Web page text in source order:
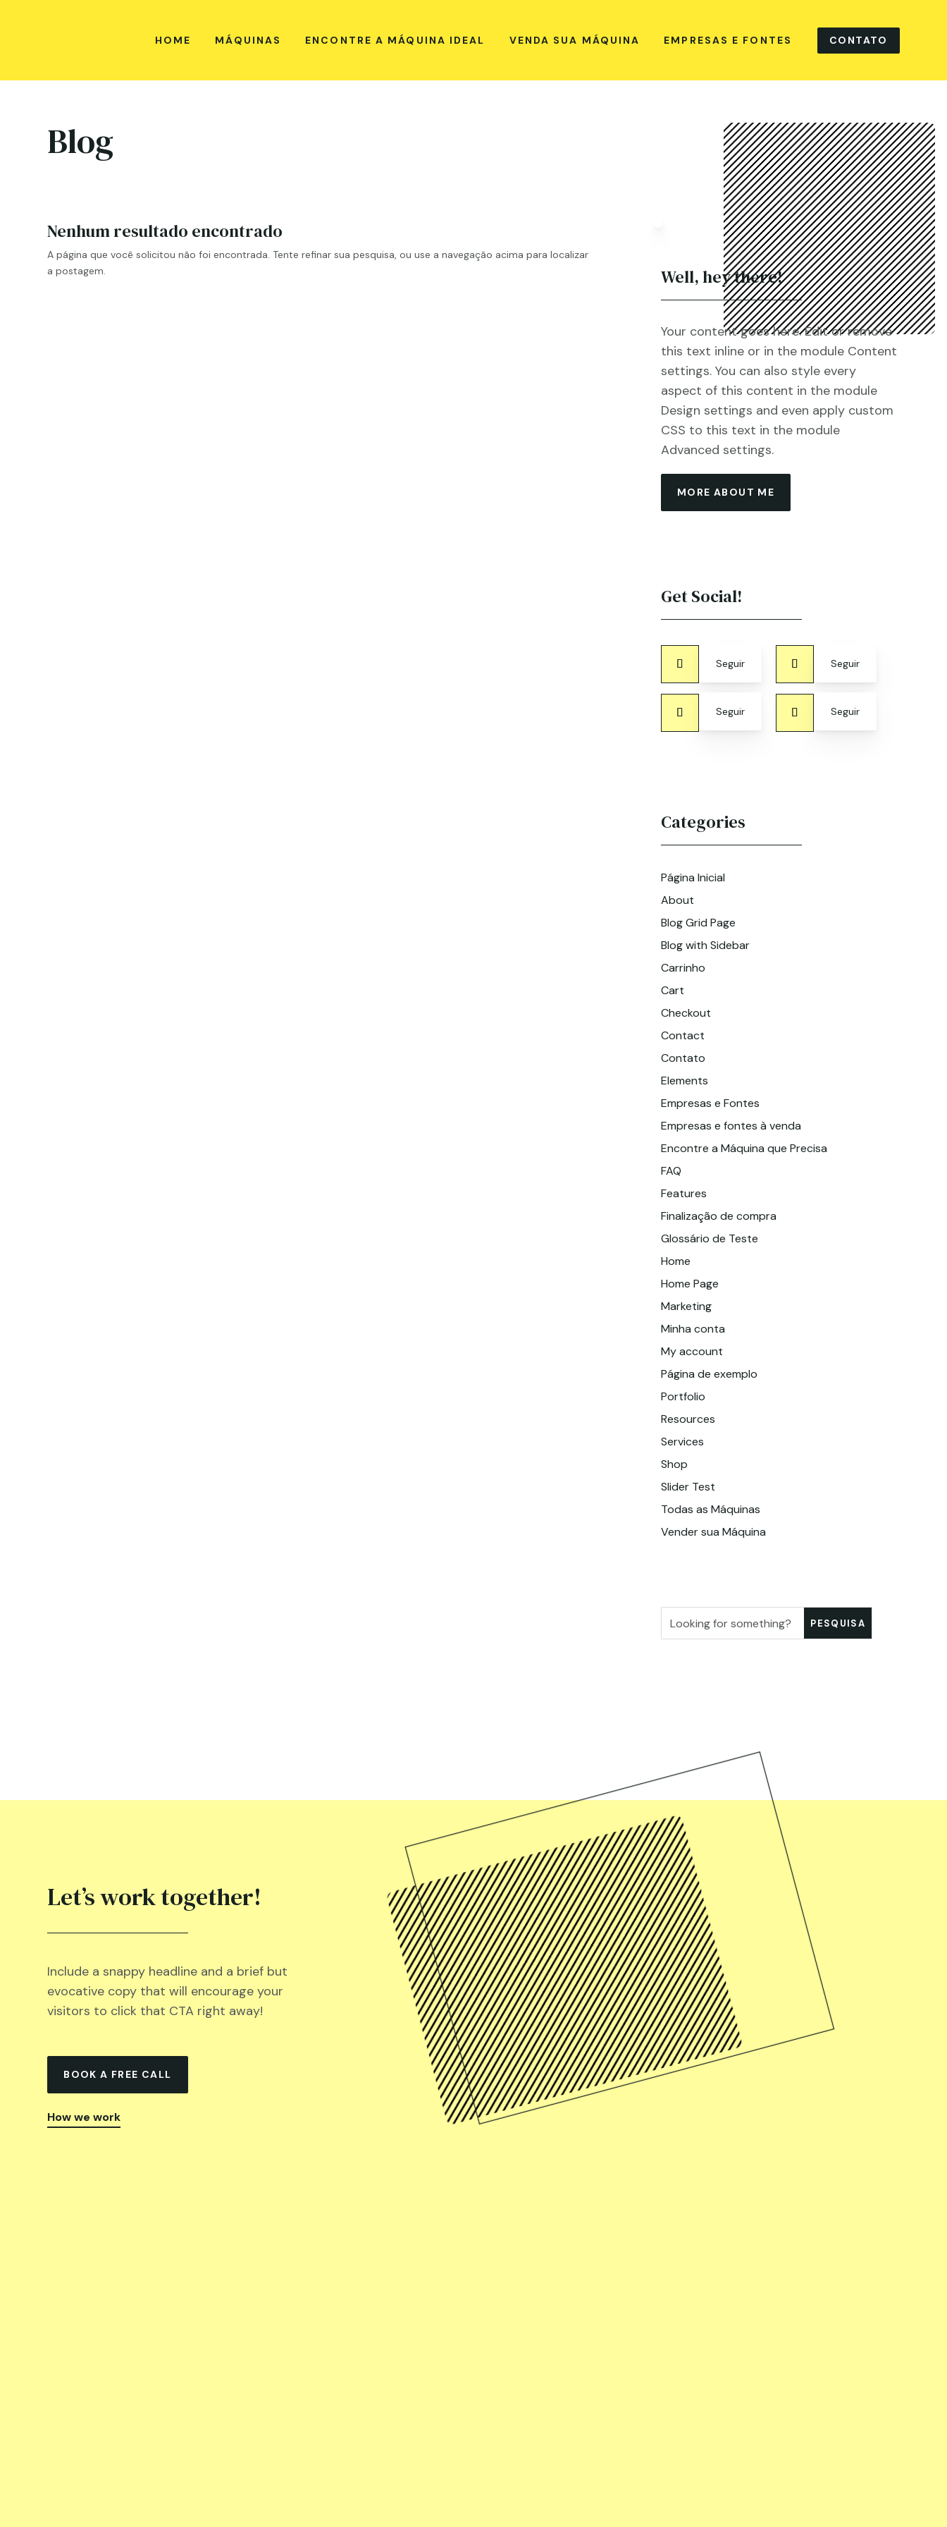
HOME MÁQUINAS ENCONTRE A MÁQUINA IDEAL VENDA SUA MÁQUINA EMPRESAS E FONTES CONTATO
Blog
Nenhum resultado encontrado
A página que você solicitou não foi encontrada. Tente refinar sua pesquisa, ou use a navegação acima para localizar
a postagem.
Well, hey there!
Your content goes here. Edit or remove
this text inline or in the module Content
settings. You can also style every
aspect of this content in the module
Design settings and even apply custom
CSS to this text in the module
Advanced settings.
MORE ABOUT ME
Get Social!
Seguir Seguir
Seguir Seguir
Categories
Página Inicial
About
Blog Grid Page
Blog with Sidebar
Carrinho
Cart
Checkout
Contact
Contato
Elements
Empresas e Fontes
Empresas e fontes à venda
Encontre a Máquina que Precisa
FAQ
Features
Finalização de compra
Glossário de Teste
Home
Home Page
Marketing
Minha conta
My account
Página de exemplo
Portfolio
Resources
Services
Shop
Slider Test
Todas as Máquinas
Vender sua Máquina
Let’s work together!
Include a snappy headline and a brief but
evocative copy that will encourage your
visitors to click that CTA right away!
BOOK A FREE CALL
How we work